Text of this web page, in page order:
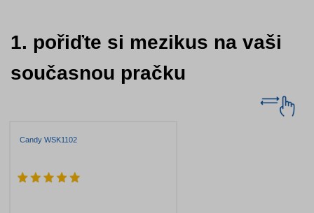
1. pořiďte si mezikus na vaši
současnou pračku